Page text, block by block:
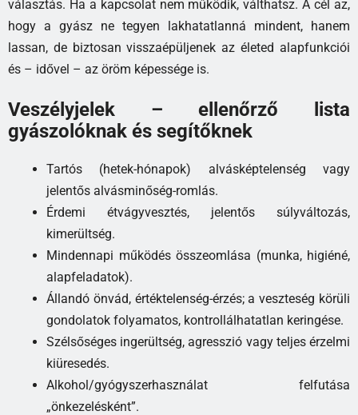
választás. Ha a kapcsolat nem működik, válthatsz. A cél az,
hogy a gyász ne tegyen lakhatatlanná mindent, hanem
lassan, de biztosan visszaépüljenek az életed alapfunkciói
és – idővel – az öröm képessége is.
Veszélyjelek – ellenőrző lista
gyászolóknak és segítőknek
Tartós (hetek-hónapok) alvásképtelenség vagy
jelentős alvásminőség-romlás.
Érdemi étvágyvesztés, jelentős súlyváltozás,
kimerültség.
Mindennapi működés összeomlása (munka, higiéné,
alapfeladatok).
Állandó önvád, értéktelenség-érzés; a veszteség körüli
gondolatok folyamatos, kontrollálhatatlan keringése.
Szélsőséges ingerültség, agresszió vagy teljes érzelmi
kiüresedés.
Alkohol/gyógyszerhasználat felfutása
„önkezelésként”.